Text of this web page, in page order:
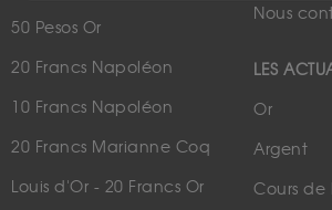
50 Pesos Or
20 Francs Napoléon
10 Francs Napoléon
20 Francs Marianne Coq
Louis d'Or - 20 Francs Or
Nous
LES
Or
Argent
Cours de